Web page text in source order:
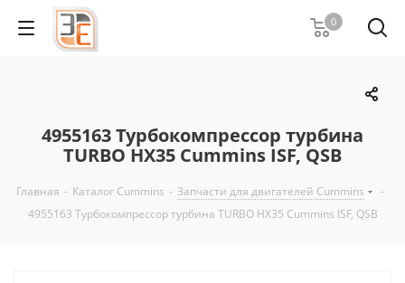
0
4955163 Турбокомпрессор турбина
TURBO HX35 Cummins ISF, QSB
Главная - Каталог Cummins - Запчасти для двигателей Cummins
-
4955163 Турбокомпрессор турбина TURBO HX35 Cummins ISF, QSB